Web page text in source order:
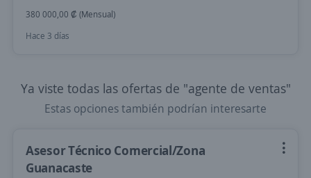
380 000,00 ₡ (Mensual)
Hace 3 días
Ya viste todas las ofertas de "agente de ventas"
Estas opciones también podrían interesarte
Asesor Técnico Comercial/Zona
Guanacaste